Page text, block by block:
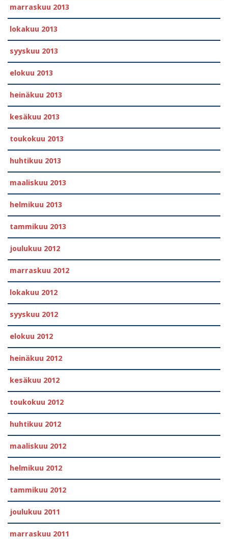
marraskuu 2013
lokakuu 2013
syyskuu 2013
elokuu 2013
heinäkuu 2013
kesäkuu 2013
toukokuu 2013
huhtikuu 2013
maaliskuu 2013
helmikuu 2013
tammikuu 2013
joulukuu 2012
marraskuu 2012
lokakuu 2012
syyskuu 2012
elokuu 2012
heinäkuu 2012
kesäkuu 2012
toukokuu 2012
huhtikuu 2012
maaliskuu 2012
helmikuu 2012
tammikuu 2012
joulukuu 2011
marraskuu 2011